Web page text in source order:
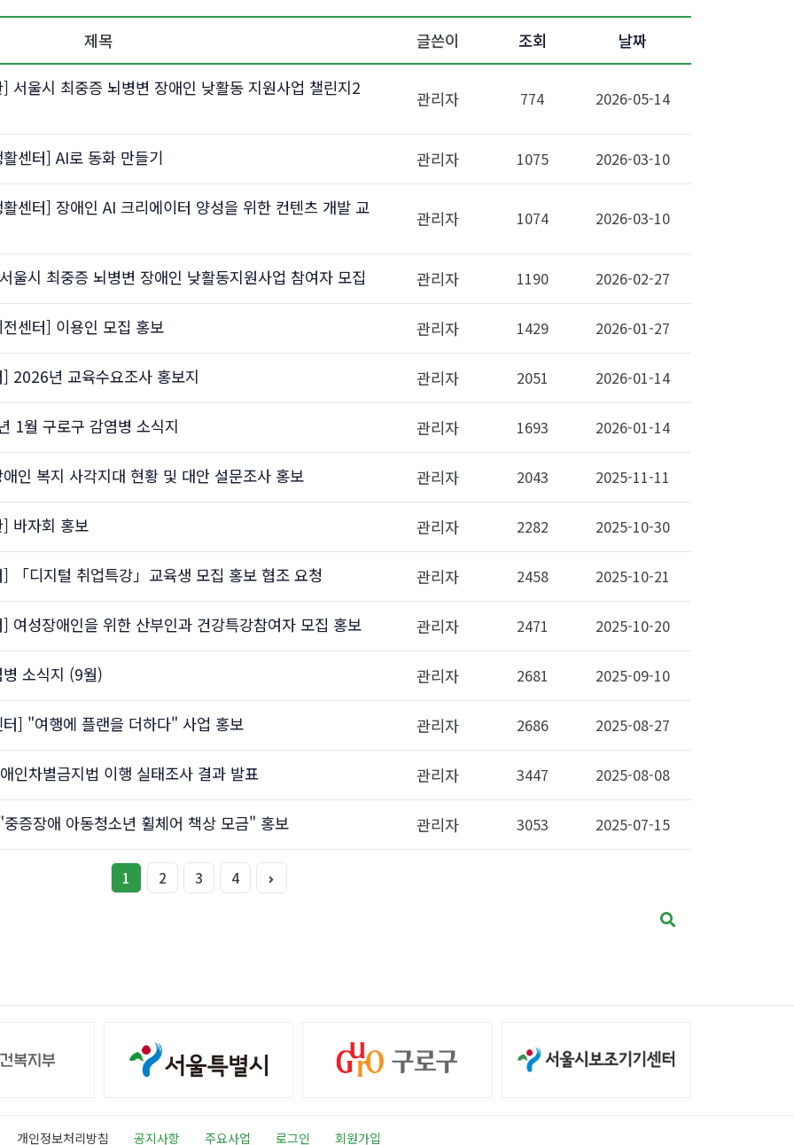
제목 글쓴이 조회 날짜
서울시 최중증 뇌병변 장애인 낮활동 지원사업 챌린지2
관리자 774 2026-05-14
센터] AI로 동화 만들기 관리자 1075 2026-03-10
센터] 장애인 AI 크리에이터 양성을 위한 컨텐츠 개발 교
관리자 1074 2026-03-10
울시 최중증 뇌병변 장애인 낮활동지원사업 참여자 모집 관리자 1190 2026-02-27
센터] 이용인 모집 홍보 관리자 1429 2026-01-27
2026년 교육수요조사 홍보지 관리자 2051 2026-01-14
1월 구로구 감염병 소식지 관리자 1693 2026-01-14
인 복지 사각지대 현황 및 대안 설문조사 홍보 관리자 2043 2025-11-11
바자회 홍보 관리자 2282 2025-10-30
「디지털 취업특강」교육생 모집 홍보 협조 요청 관리자 2458 2025-10-21
여성장애인을 위한 산부인과 건강특강참여자 모집 홍보 관리자 2471 2025-10-20
소식지 (9월) 관리자 2681 2025-09-10
] "여행에 플랜을 더하다" 사업 홍보 관리자 2686 2025-08-27
인차별금지법 이행 실태조사 결과 발표 관리자 3447 2025-08-08
증장애 아동청소년 휠체어 책상 모금" 홍보 관리자 3053 2025-07-15
1 2 3 4
개인정보처리방침 공지사항 주요사업 로그인 회원가입